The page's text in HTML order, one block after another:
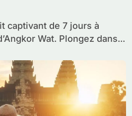
Wat. Plongez dans...